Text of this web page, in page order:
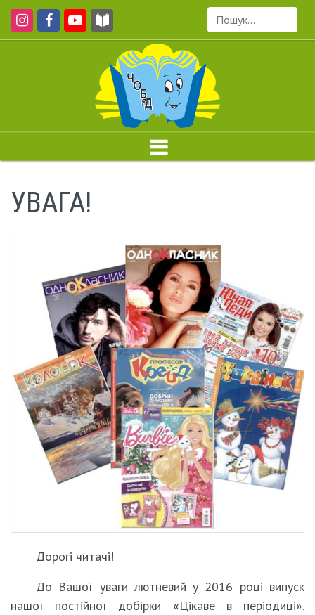
Пошук...
УВАГА!
Дорогі читачі!
До Вашої уваги лютневий у 2016 році випуск
нашої постійної добірки «Цікаве в періодиці».